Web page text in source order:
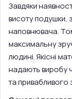
Завдяки
висоту подушки,
наповнювача.
максимальну
людині. Якісні
надають виробу
та привабливого